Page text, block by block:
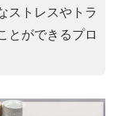
ストレスやトラ
とができるプロ